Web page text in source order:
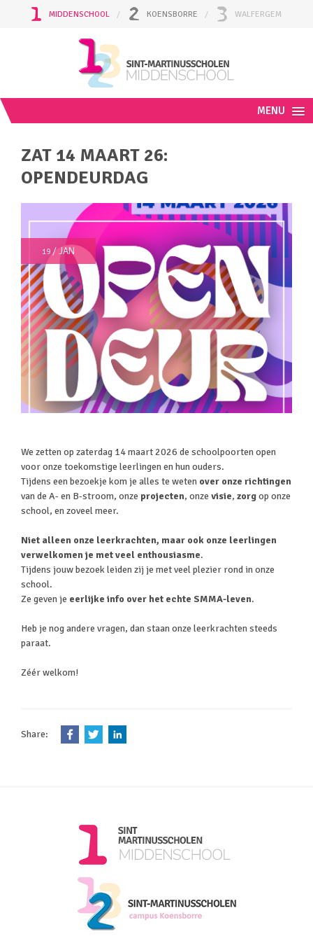
MIDDENSCHOOL KOENSBORRE WALFERGEM
MENU
ZAT 14 MAART 26:
OPENDEURDAG
19/ JAN
We zetten op zaterdag 14 maart 2026 de schoolpoorten open
voor onze toekomstige leerlingen en hun ouders.
Tijdens een bezoekje kom je alles te weten over onze richtingen
van de A- en B-stroom, onze projecten, onze visie, zorgop onze
school, en zoveel meer.
Niet alleen onze leerkrachten, maar ook onze leerlingen
verwelkomen je met veel enthousiasme.
Tijdens jouw bezoek leiden zij je met veel plezier rond in onze
school.
Ze geven je eerlijke info over het echte SMMA-leven.
Heb je nog andere vragen, dan staan onze leerkrachten steeds
paraat.
Zéér welkom!